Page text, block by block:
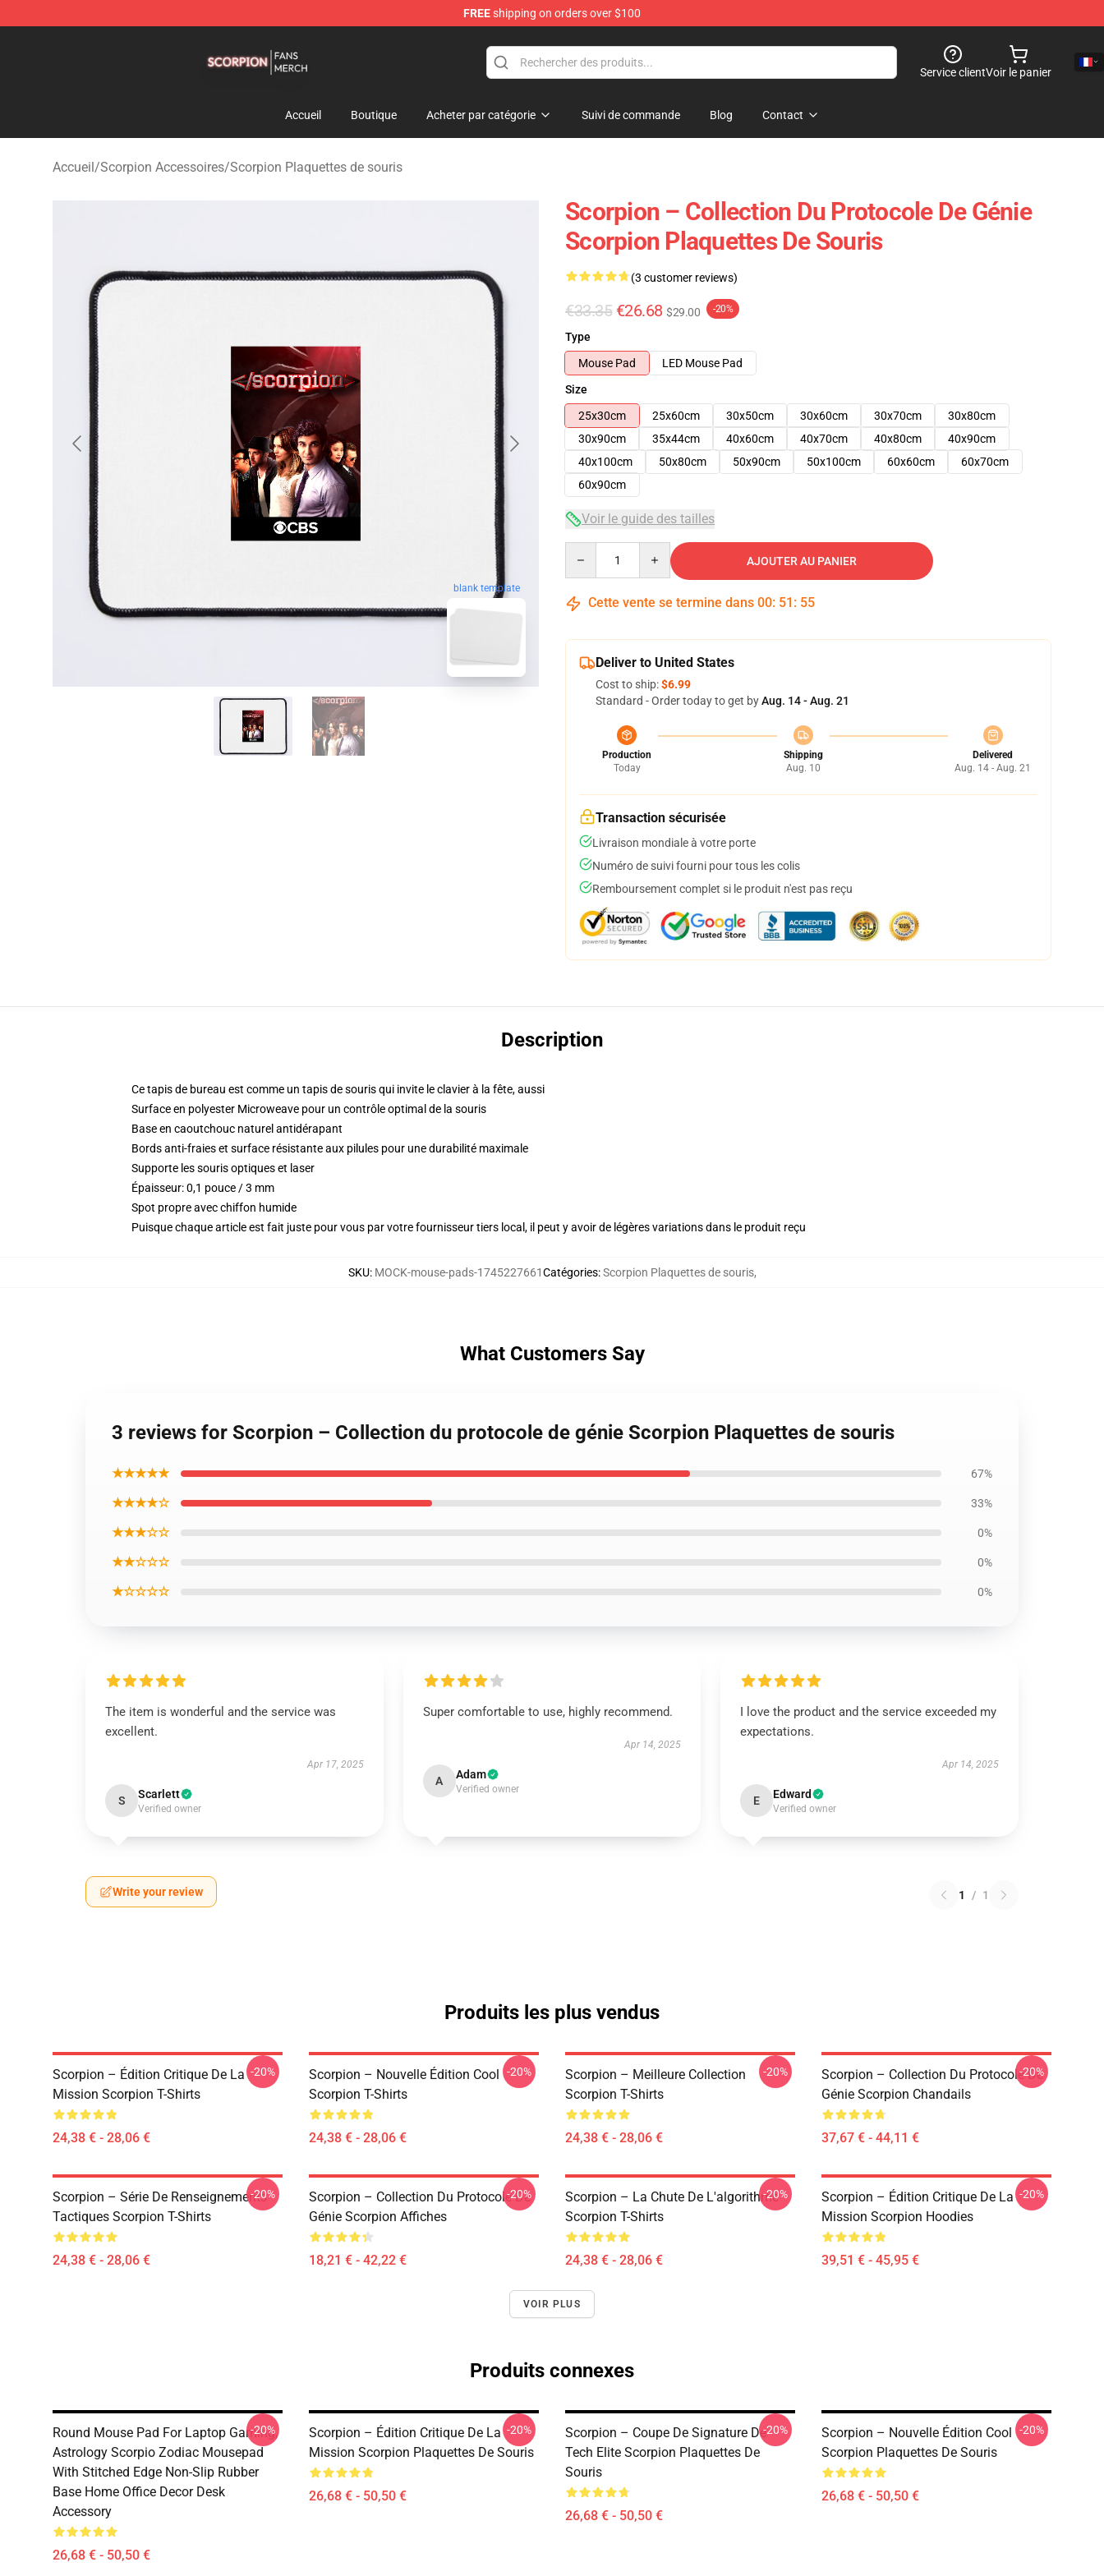
FREEshipping on orders over $100
Service clientVoir le panier
Accueil Boutique Acheter par catégorie Suivi de commande Blog Contact
Accueil/Scorpion Accessoires/Scorpion Plaquettes de souris
blank template
Scorpion – Collection Du Protocole De Génie
Scorpion Plaquettes De Souris
(3 customer reviews)
€33.35 €26.68 $29.00 -20%
Type
Mouse Pad
LED Mouse Pad
Size
25x30cm
25x60cm 30x50cm 30x60cm 30x70cm
30x80cm
30x90cm
35x44cm 40x60cm 40x70cm 40x80cm
40x90cm
40x100cm
50x80cm 50x90cm 50x100cm 60x60cm
60x70cm
60x90cm
Voir le guide des tailles
AJOUTER AU PANIER
Cette vente se termine dans 00: 51 : 54
Deliver to United States
Cost to ship:$6.99
Standard - Order today to get byAug. 14 - Aug. 21
Production
Today
Shipping
Aug. 10
Delivered
Aug. 14 - Aug. 21
Transaction sécurisée
Livraison mondiale à votre porte
Numéro de suivi fourni pour tous les colis
Remboursement complet si le produit n'est pas reçu
Description
Ce tapis de bureau est comme un tapis de souris qui invite le clavier à la fête, aussi
Surface en polyester Microweave pour un contrôle optimal de la souris
Base en caoutchouc naturel antidérapant
Bords anti-fraies et surface résistante aux pilules pour une durabilité maximale
Supporte les souris optiques et laser
Épaisseur: 0,1 pouce / 3 mm
Spot propre avec chiffon humide
Puisque chaque article est fait juste pour vous par votre fournisseur tiers local, il peut y avoir de légères variations dans le produit reçu
SKU: MOCK-mouse-pads-1745227661Catégories:Scorpion Plaquettes de souris,
What Customers Say
3 reviews for Scorpion – Collection du protocole de génie Scorpion Plaquettes de souris
★★★★★ 67%
★★★★☆ 33%
★★★☆☆ 0%
★★☆☆☆ 0%
★☆☆☆☆ 0%
The item is wonderful and the service was
excellent.
Apr 17, 2025
S Scarlett
Verified owner
Super comfortable to use, highly recommend.
Apr 14, 2025
A Adam
Verified owner
I love the product and the service exceeded my
expectations.
Apr 14, 2025
E Edward
Verified owner
Write your review 1 / 1
Produits les plus vendus
Scorpion – Édition Critique De La
Mission Scorpion T-Shirts
24,38 € - 28,06 €
-20%
Scorpion – Nouvelle Édition Cool
Scorpion T-Shirts
24,38 € - 28,06 €
-20%
Scorpion – Meilleure Collection
Scorpion T-Shirts
24,38 € - 28,06 €
-20%
Scorpion – Collection Du Protocole De
Génie Scorpion Chandails
37,67 € - 44,11 €
-20%
Scorpion – Série De Renseignements
Tactiques Scorpion T-Shirts
24,38 € - 28,06 €
-20%
Scorpion – Collection Du Protocole De
Génie Scorpion Affiches
18,21 € - 42,22 €
-20%
Scorpion – La Chute De L'algorithme
Scorpion T-Shirts
24,38 € - 28,06 €
-20%
Scorpion – Édition Critique De La
Mission Scorpion Hoodies
39,51 € - 45,95 €
-20%
VOIR PLUS
Produits connexes
Round Mouse Pad For Laptop Gaming,
Astrology Scorpio Zodiac Mousepad
With Stitched Edge Non-Slip Rubber
Base Home Office Decor Desk
Accessory
26,68 € - 50,50 €
-20%
Scorpion – Édition Critique De La
Mission Scorpion Plaquettes De Souris
26,68 € - 50,50 €
-20%
Scorpion – Coupe De Signature De
Tech Elite Scorpion Plaquettes De
Souris
26,68 € - 50,50 €
-20%
Scorpion – Nouvelle Édition Cool
Scorpion Plaquettes De Souris
26,68 € - 50,50 €
-20%